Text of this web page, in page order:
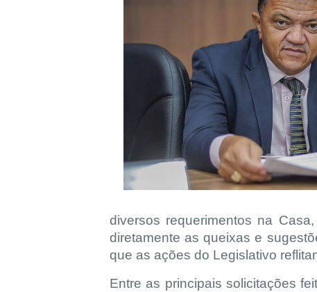
diversos requerimentos na
diretamente as queixas e
que as ações do Legislativo
Entre as principais solicitações